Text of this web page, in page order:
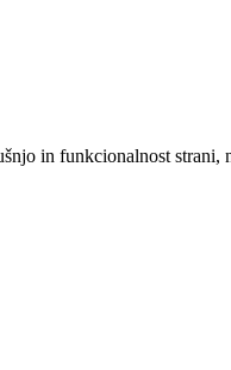
in funkcionalnost strani,